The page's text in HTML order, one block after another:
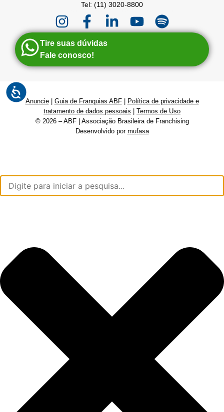
Tel: (11) 3020-8800
Tire suas dúvidas
Fale conosco!
Anuncie| Guia de Franquias ABF|
Política de privacidade e
tratamento de dados pessoais
Termos de Uso
© 2026 – ABF | Associação Brasileira de Franchising
Desenvolvido por mufasa